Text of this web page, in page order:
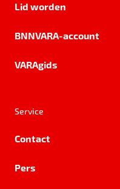
Lid worden
BNNVARA-account
VARAgids
Service
Contact
Pers